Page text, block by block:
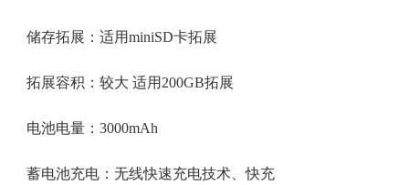
储存拓展：适用miniSD卡拓展
拓展容积：较大 适用200GB拓展
电池电量：3000mAh
蓄电池充电：无线快速充电技术、快充